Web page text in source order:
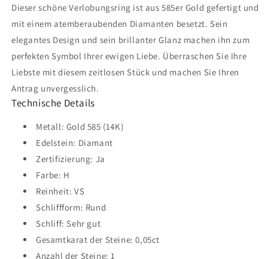
Dieser schöne Verlobungsring ist aus 585er Gold gefertigt und
mit einem atemberaubenden Diamanten besetzt. Sein
elegantes Design und sein brillanter Glanz machen ihn zum
perfekten Symbol Ihrer ewigen Liebe. Überraschen Sie Ihre
Liebste mit diesem zeitlosen Stück und machen Sie Ihren
Antrag unvergesslich.
Technische Details
Metall: Gold 585 (14K)
Edelstein: Diamant
Zertifizierung: Ja
Farbe: H
Reinheit: VS
Schliffform: Rund
Schliff: Sehr gut
Gesamtkarat der Steine: 0,05ct
Anzahl der Steine: 1